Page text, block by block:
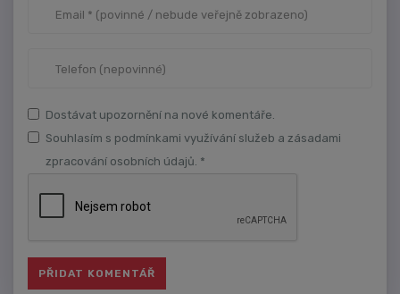
Dostávat upozornění na nové komentáře.
Souhlasím s podmínkami využívání služeb a zásadami
zpracování osobních údajů. *